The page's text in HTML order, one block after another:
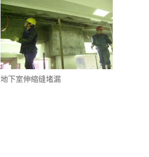
地下室伸缩缝堵漏